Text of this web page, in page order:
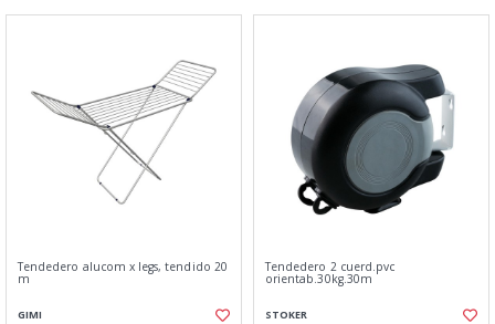
Tendedero alucom x legs, tendido 20
m
GIMI
Tendedero 2 cuerd.pvc
orientab.30kg.30m
STOKER